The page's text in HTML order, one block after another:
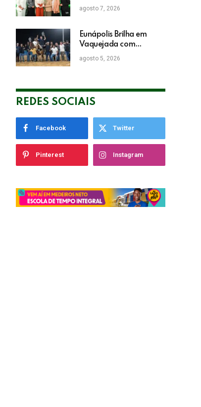
a presidir a ACIASE e
anuncia a retomada do
Empresarial
agosto 7, 2026
Eunápolis Brilha em
Vaquejada com
Bicampeonato de
Arnaldo Guerrieri
agosto 5, 2026
REDES SOCIAIS
Facebook Twitter
Pinterest Instagram